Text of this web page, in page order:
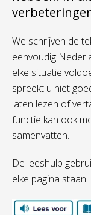
We schrijven de
eenvoudig
elke situatie
spreekt u niet
laten lezen of
functie kan ook
samenvatten.
De leeshulp
elke pagina staan: